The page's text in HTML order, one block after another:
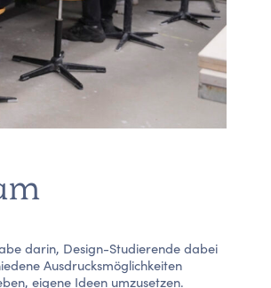
darin, Design-Studierende dabei
Ausdrucksmöglichkeiten
eigene Ideen umzusetzen.